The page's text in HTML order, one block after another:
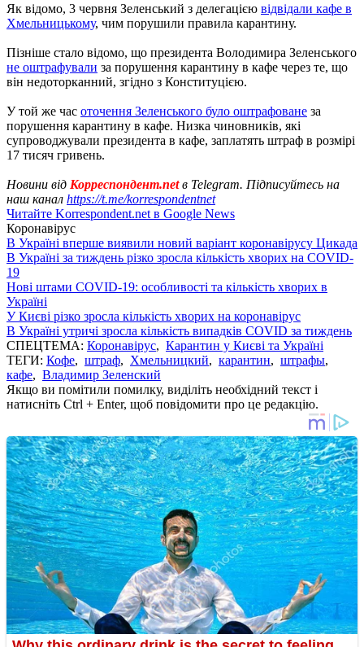
Як відомо, 3 червня Зеленський з делегацією відвідали кафе в
Хмельницькому, чим порушили правила карантину.
Пізніше стало відомо, що президента Володимира Зеленського
не оштрафували за порушення карантину в кафе через те, що
він недоторканний, згідно з Конституцією.
У той же час оточення Зеленського було оштрафоване за
порушення карантину в кафе. Низка чиновників, які
супроводжували президента в кафе, заплатять штраф в розмірі
17 тисяч гривень.
Новини від Корреспондент.netв Telegram. Підписуйтесь на
наш канал https://t.me/korrespondentnet
Читайте Korrespondent.net в Google News
Коронавірус
В Україні вперше виявили новий варіант коронавірусу Цикада
В Україні за тиждень різко зросла кількість хворих на COVID-
19
Нові штами COVID-19: особливості та кількість хворих в
Україні
У Києві різко зросла кількість хворих на коронавірус
В Україні утричі зросла кількість випадків COVID за тиждень
СПЕЦТЕМА: Коронавірус, Карантин у Києві та Україні
ТЕГИ: Кофе, штраф, Хмельницкий, карантин, штрафы,
кафе, Владимир Зеленский
Якщо ви помітили помилку, виділіть необхідний текст і
натисніть Ctrl + Enter, щоб повідомити про це редакцію.